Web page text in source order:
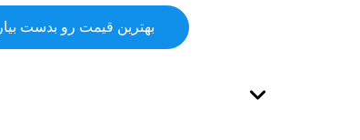
بهترین قیمت رو بدست بیار